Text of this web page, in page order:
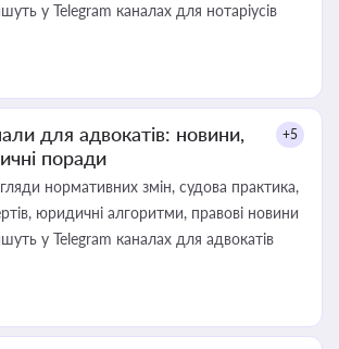
у Telegram каналах для нотаріусів
для адвокатів: новини,
поради
+5
нормативних змін, судова практика,
юридичні алгоритми, правові новини
у Telegram каналах для адвокатів